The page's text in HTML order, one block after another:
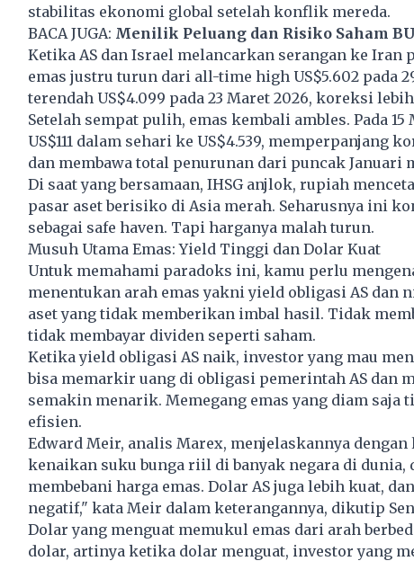
stabilitas ekonomi global setelah konflik mereda.
BACA JUGA: Menilik Peluang dan Risiko Saham
Ketika AS dan Israel melancarkan serangan ke Iran
emas justru turun dari all-time high US$5.602 pada
terendah US$4.099 pada 23 Maret 2026, koreksi
Setelah sempat pulih, emas kembali ambles. Pada
US$111 dalam sehari ke US$4.539, memperpanjang
dan membawa total penurunan dari puncak Januari
Di saat yang bersamaan, IHSG anjlok, rupiah
pasar aset berisiko di Asia merah. Seharusnya ini
sebagai safe haven. Tapi harganya malah turun.
Musuh Utama Emas: Yield Tinggi dan Dolar Kuat
Untuk memahami paradoks ini, kamu perlu
menentukan arah emas yakni yield obligasi AS dan
aset yang tidak memberikan imbal hasil. Tidak
tidak membayar dividen seperti saham.
Ketika yield obligasi AS naik, investor yang mau
bisa memarkir uang di obligasi pemerintah AS dan
semakin menarik. Memegang emas yang diam saja
efisien.
Edward Meir, analis Marex, menjelaskannya
kenaikan suku bunga riil di banyak negara di dunia,
membebani harga emas. Dolar AS juga lebih kuat,
negatif," kata Meir dalam keterangannya, dikutip
Dolar yang menguat memukul emas dari arah
dolar, artinya ketika dolar menguat, investor yang